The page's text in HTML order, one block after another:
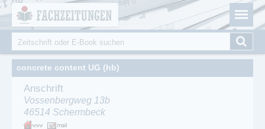
Fachzeitungen.de - Das unabhängige Portal für
Fachmagazine Fachpublikationen & eBooks
Suchformular
Suche
concrete content UG (hb)
Anschrift
Vossenbergweg 13b
46514 Schermbeck
Cookie-Einstellungen